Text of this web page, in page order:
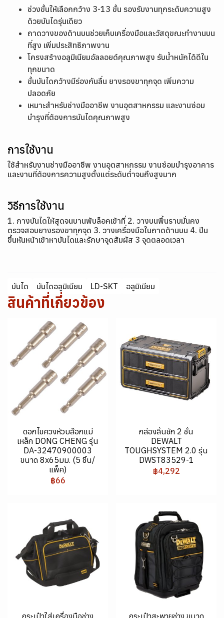
ช่วงขั้นให้เลือกกว้าง 3-13 ขั้น รองรับงานทุกระดับความสูง
ด้วยบันไดรุ่นเดียว
ถาดวางของด้านบนช่วยเก็บเครื่องมือและวัสดุขณะทำงานบน
ที่สูง เพิ่มประสิทธิภาพงาน
โครงสร้างอลูมิเนียมอัลลอยด์คุณภาพสูง รับน้ำหนักได้ดีใน
ทุกขนาด
ขั้นบันไดกว้างมีร่องกันลื่น ยางรองขาทุกจุด เพิ่มความ
ปลอดภัย
เหมาะสำหรับช่างมืออาชีพ งานอุตสาหกรรม และงานซ่อม
บำรุงที่ต้องการบันไดคุณภาพสูง
การใช้งาน
ใช้สำหรับงานช่างมืออาชีพ งานอุตสาหกรรม งานซ่อมบำรุงอาคาร
และงานที่ต้องการความสูงตั้งแต่ระดับต่ำจนถึงสูงมาก
วิธีการใช้งาน
1. กางบันไดให้สุดจนบานพับล็อคเข้าที่ 2. วางบนพื้นราบมั่นคง
ตรวจสอบยางรองขาทุกจุด 3. วางเครื่องมือในถาดด้านบน 4. ปีน
ขึ้นหันหน้าเข้าหาบันไดและรักษาจุดสัมผัส 3 จุดตลอดเวลา
บันได บันไดอลูมิเนียม LD-SKT อลูมิเนียม
สินค้าที่เกี่ยวข้อง
ดอกไขควงหัวบล๊อกแม่
เหล็ก DONG CHENG รุ่น
DA-32470900003
ขนาด 8x65มม. (5 ชิ้น/
แพ็ค)
฿66
กล่องลิ้นชัก 2 ชั้น
DEWALT
TOUGHSYSTEM 2.0 รุ่น
DWST83529-1
฿4,292
กระเป๋าใส่เครื่องมือช่าง
กระเป๋าสะพายช่าง ขนาด